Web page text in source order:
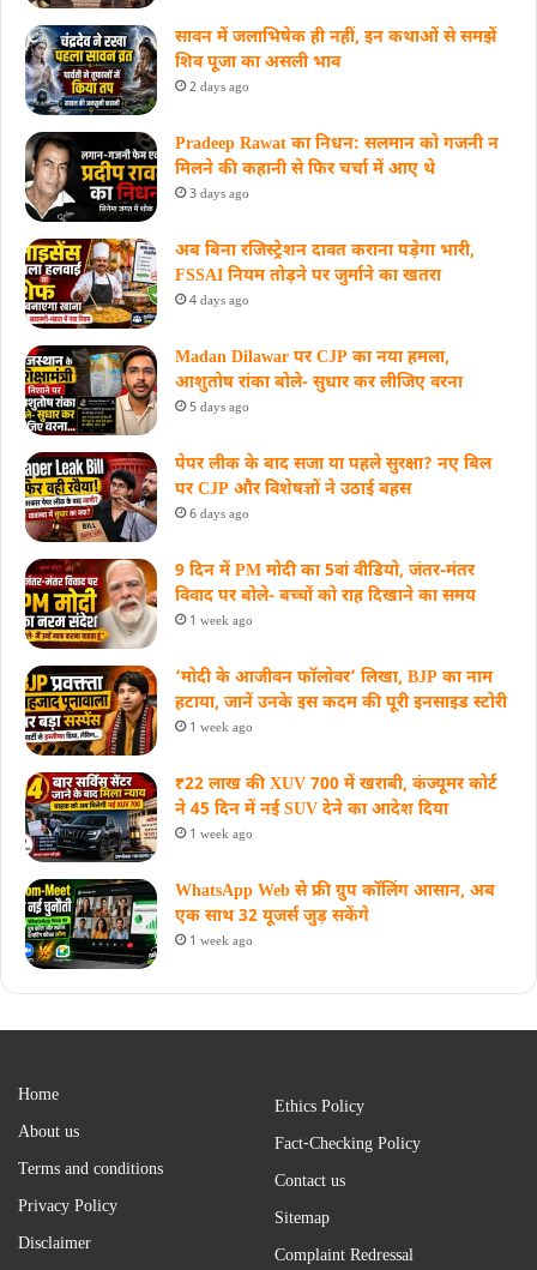
सावन में जलाभिषेक ही नहीं, इन कथाओं से समझें
शिव पूजा का असली भाव
2 days ago
Pradeep Rawat का निधन: सलमान को गजनी न
मिलने की कहानी से फिर चर्चा में आए थे
3 days ago
अब बिना रजिस्ट्रेशन दावत कराना पड़ेगा भारी,
FSSAI नियम तोड़ने पर जुर्माने का खतरा
4 days ago
Madan Dilawar पर CJP का नया हमला,
आशुतोष रांका बोले- सुधार कर लीजिए वरना
5 days ago
पेपर लीक के बाद सजा या पहले सुरक्षा? नए बिल
पर CJP और विशेषज्ञों ने उठाई बहस
6 days ago
9 दिन में PM मोदी का 5वां वीडियो, जंतर-मंतर
विवाद पर बोले- बच्चों को राह दिखाने का समय
1 week ago
‘मोदी के आजीवन फॉलोवर’ लिखा, BJP का नाम
हटाया, जानें उनके इस कदम की पूरी इनसाइड स्‍टोरी
1 week ago
₹22 लाख की XUV 700 में खराबी, कंज्यूमर कोर्ट
ने 45 दिन में नई SUV देने का आदेश दिया
1 week ago
WhatsApp Web से फ्री ग्रुप कॉलिंग आसान, अब
एक साथ 32 यूजर्स जुड़ सकेंगे
1 week ago
Home
About us
Terms and conditions
Privacy Policy
Disclaimer
Ethics Policy
Fact-Checking Policy
Contact us
Sitemap
Complaint Redressal